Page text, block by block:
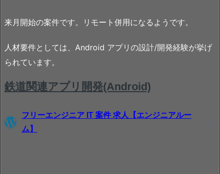
来月開始の案件です。リモート併用になるようです。
人材要件としては、Android アプリの設計/開発経験が挙げ
られています。